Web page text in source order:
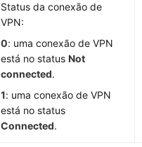
Status da conexão de
VPN:
0: uma conexão de VPN
está no statusNot
connected.
1: uma conexão de VPN
está no status
Connected.